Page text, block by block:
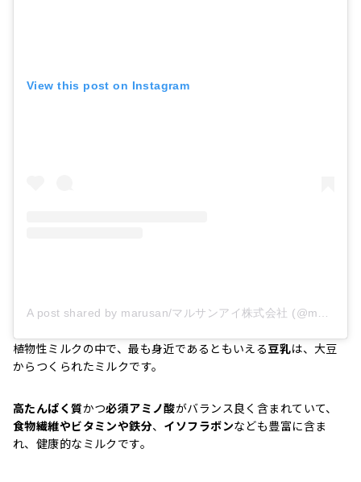
View this post on Instagram
植物性ミルクの中で、最も身近であるともいえる豆乳は、大豆
からつくられたミルクです。
高たんぱく質かつ必須アミノ酸がバランス良く含まれていて、
食物繊維やビタミンや鉄分、 イソフラボンなども豊富に含ま
れ、健康的なミルクです。